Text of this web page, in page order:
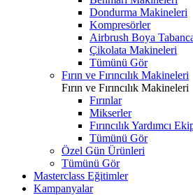
Dondurma Makineleri
Kompresörler
Airbrush Boya
Çikolata Makineleri
Tümünü Gör
Fırın ve Fırıncılık Makineleri
Fırın ve Fırıncılık Makineleri
Fırınlar
Mikserler
Fırıncılık Yardımcı
Tümünü Gör
Özel Gün Ürünleri
Tümünü Gör
Masterclass Eğitimler
Kampanyalar